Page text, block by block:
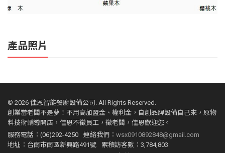
產品照片
© 2026 佳恩智能餐廚設備公司. All Rights Reserved.
創業當老闆不是夢！不用高加盟金、權利金，自創品牌設備自己來，原物
料技術輔導開店，佳恩不徵員工，徵老闆，佳恩歡迎您。
服務電話：(06)292-4250
連絡我們： wsx0910892848@gmail.com
地址：台南市南區新興路491號
累積訪客數：3,784,803